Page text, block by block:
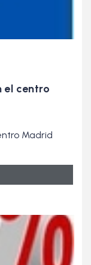
el centro
Madrid